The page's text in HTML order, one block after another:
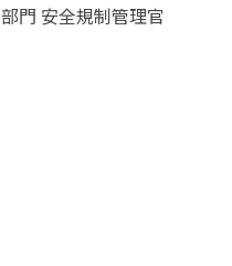
門 安全規制管理官